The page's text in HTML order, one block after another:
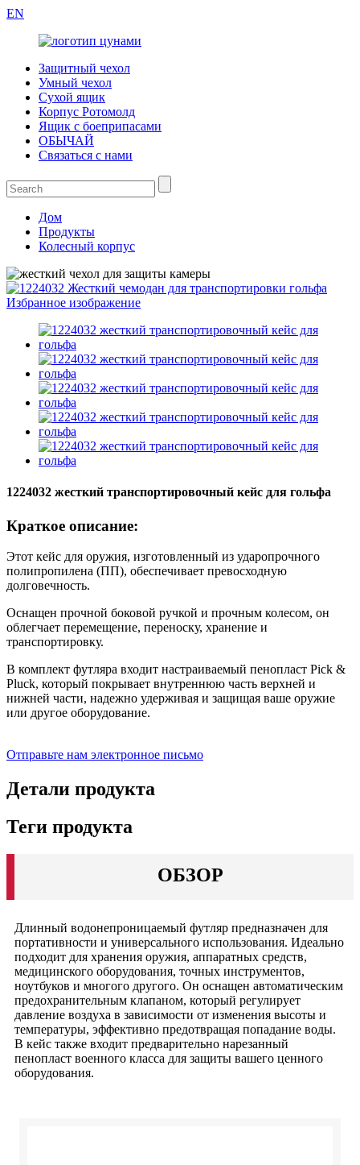
EN
Защитный чехол
Умный чехол
Сухой ящик
Корпус Ротомолд
Ящик с боеприпасами
ОБЫЧАЙ
Связаться с нами
Дом
Продукты
Колесный корпус
1224032 жесткий транспортировочный кейс для гольфа
Краткое описание:
Этот кейс для оружия, изготовленный из ударопрочного
полипропилена (ПП), обеспечивает превосходную
долговечность.
Оснащен прочной боковой ручкой и прочным колесом, он
облегчает перемещение, переноску, хранение и
транспортировку.
В комплект футляра входит настраиваемый пенопласт Pick &
Pluck, который покрывает внутреннюю часть верхней и
нижней части, надежно удерживая и защищая ваше оружие
или другое оборудование.
Отправьте нам электронное письмо
Детали продукта
Теги продукта
ОБЗОР
Длинный водонепроницаемый футляр предназначен для
портативности и универсального использования. Идеально
подходит для хранения оружия, аппаратных средств,
медицинского оборудования, точных инструментов,
ноутбуков и многого другого. Он оснащен автоматическим
предохранительным клапаном, который регулирует
давление воздуха в зависимости от изменения высоты и
температуры, эффективно предотвращая попадание воды.
В кейс также входит предварительно нарезанный
пенопласт военного класса для защиты вашего ценного
оборудования.